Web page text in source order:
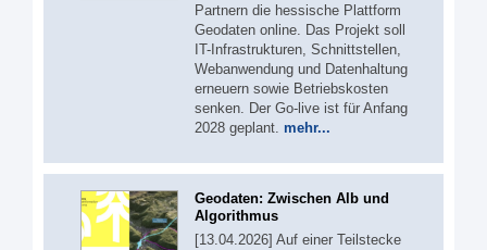
Partnern die hessische Plattform
Geodaten online. Das Projekt soll
IT-Infrastrukturen, Schnittstellen,
Webanwendung und Datenhaltung
erneuern sowie Betriebskosten
senken. Der Go-live ist für Anfang
2028 geplant. mehr...
Geodaten: Zwischen Alb und
Algorithmus
[13.04.2026] Auf einer Teilstecke